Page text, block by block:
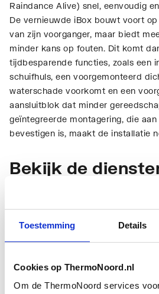
Toestemming Details
Cookies op ThermoNoord.nl
Om de ThermoNoord services
Raindance Alive) snel, eenvoudig
De vernieuwde iBox bouwt voort
van zijn voorganger, maar biedt
minder kans op fouten. Dit komt
tijdbesparende functies, zoals een
schuifhuls, een voorgemonteerd
waterschade voorkomt en een
aansluitblok dat minder
geïntegreerde montagering, die
bevestigen is, maakt de installatie
Bekijk de